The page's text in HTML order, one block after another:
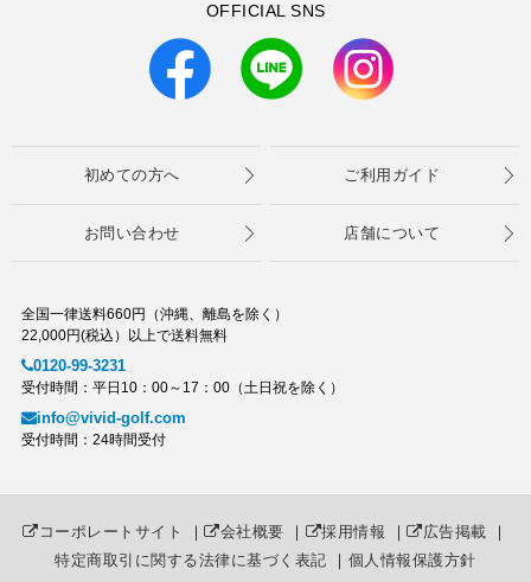
OFFICIAL SNS
初めての方へ ご利用ガイド
お問い合わせ 店舗について
全国一律送料660円（沖縄、離島を除く）
22,000円(税込）以上で送料無料
0120-99-3231
受付時間：平日10：00～17：00（土日祝を除く）
info@vivid-golf.com
受付時間：24時間受付
コーポレートサイト ｜ 会社概要 ｜ 採用情報 ｜ 広告掲載 ｜
特定商取引に関する法律に基づく表記 ｜ 個人情報保護方針